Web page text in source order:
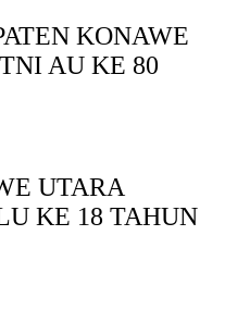
KONAWE
AU KE 80
UTARA
KE 18 TAHUN